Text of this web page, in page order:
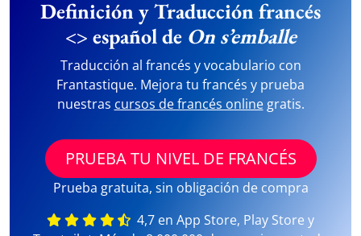
Definición y Traducción francés
<> español de On s’emballe
Traducción al francés y vocabulario con
Frantastique. Mejora tu francés y prueba
nuestras cursos de francés onlinegratis.
PRUEBA TU NIVEL DE FRANCÉS
Prueba gratuita, sin obligación de compra
4,7 en App Store, Play Store y